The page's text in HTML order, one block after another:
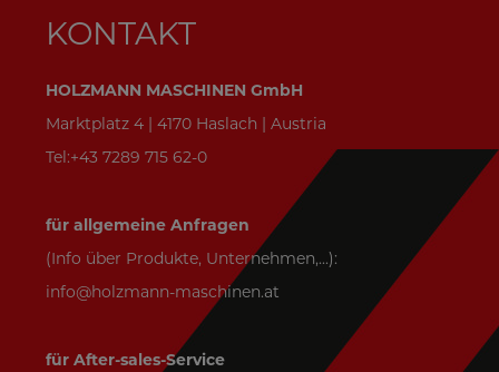
KONTAKT
HOLZMANN MASCHINEN GmbH
Marktplatz 4 | 4170 Haslach | Austria
Tel:+43 7289 715 62-0
für allgemeine Anfragen
(Info über Produkte, Unternehmen,...):
info@holzmann-maschinen.at
für After-sales-Service